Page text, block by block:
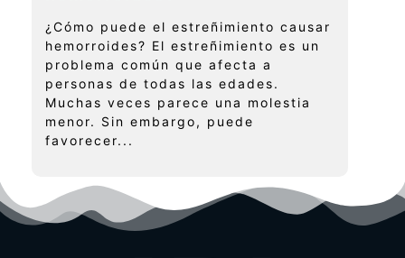
¿Cómo puede el estreñimiento causar
hemorroides? El estreñimiento es un
problema común que afecta a
personas de todas las edades.
Muchas veces parece una molestia
menor. Sin embargo, puede
favorecer...